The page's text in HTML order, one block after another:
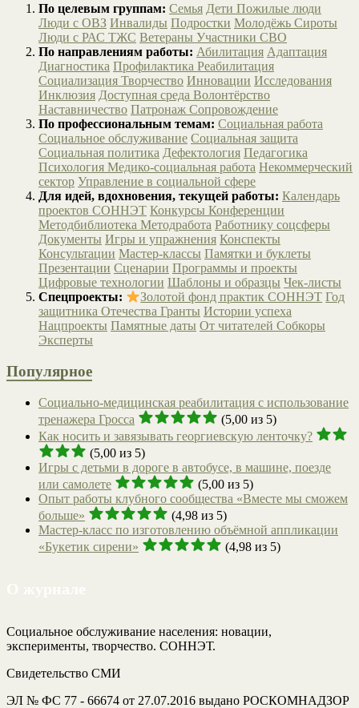
По целевым группам: Семья Дети Пожилые люди
Люди с ОВЗ Инвалиды Подростки Молодёжь Сироты
Люди с РАС ТЖС Ветераны Участники СВО
По направлениям работы: Абилитация Адаптация
Диагностика Профилактика Реабилитация
Социализация Творчество Инновации Исследования
Инклюзия Доступная среда Волонтёрство
Наставничество Патронаж Сопровождение
По профессиональным темам: Социальная работа
Социальное обслуживание Социальная защита
Социальная политика Дефектология Педагогика
Психология Медико-социальная работа Некоммерческий
сектор Управление в социальной сфере
Для идей, вдохновения, текущей работы: Календарь
проектов СОННЭТ Конкурсы Конференции
Методбиблиотека Методработа Работнику соцсферы
Документы Игры и упражнения Конспекты
Консультации Мастер-классы Памятки и буклеты
Презентации Сценарии Программы и проекты
Цифровые технологии Шаблоны и образцы Чек-листы
Спецпроекты:
Золотой фонд практик СОННЭТ Год
защитника Отечества Гранты Истории успеха
Нацпроекты Памятные даты От читателей Собкоры
Эксперты
Популярное
Социально-медицинская реабилитация с использование
тренажера Гросса
(5,00 из 5)
Как носить и завязывать георгиевскую ленточку?
(5,00 из 5)
Игры с детьми в дороге в автобусе, в машине, поезде
или самолете
(5,00 из 5)
Опыт работы клубного сообщества «Вместе мы сможем
больше»
(4,98 из 5)
Мастер-класс по изготовлению объёмной аппликации
«Букетик сирени»
(4,98 из 5)
Социальное обслуживание населения: новации,
эксперименты, творчество. СОННЭТ.
Свидетельство СМИ
ЭЛ № ФС 77 - 66674 от 27.07.2016 выдано РОСКОМНАДЗОР